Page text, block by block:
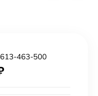
613-463-500